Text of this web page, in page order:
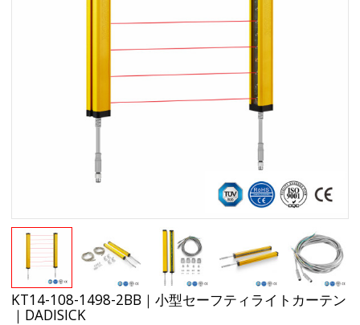
KT14-108-1498-2BB｜小型セーフティライトカーテン
｜DADISICK